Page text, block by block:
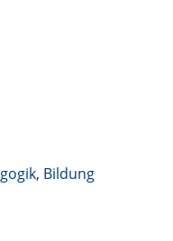
Bildung